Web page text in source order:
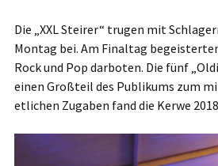
Die „XXL Steirer“ trugen mit
Montag bei. Am Finaltag
Rock und Pop darboten. Die fünf
einen Großteil des Publikums zum
etlichen Zugaben fand die Kerwe